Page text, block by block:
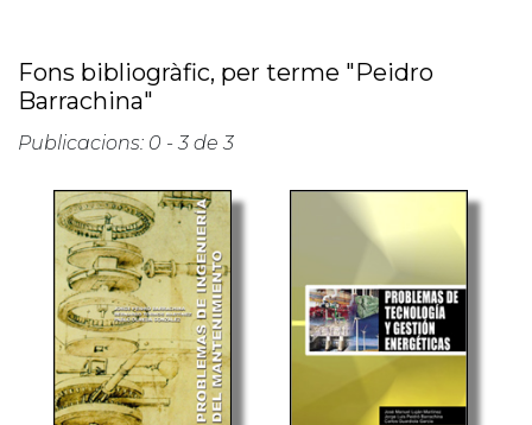
Fons bibliogràfic, per terme "Peidro
Barrachina"
Publicacions: 0 - 3 de 3